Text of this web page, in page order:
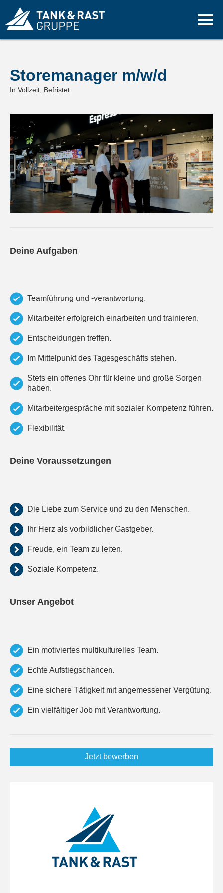
Storemanager m/w/d
In Vollzeit, Befristet
Deine Aufgaben
Teamführung und -verantwortung.
Mitarbeiter erfolgreich einarbeiten und trainieren.
Entscheidungen treffen.
Im Mittelpunkt des Tagesgeschäfts stehen.
Stets ein offenes Ohr für kleine und große Sorgen
haben.
Mitarbeitergespräche mit sozialer Kompetenz führen.
Flexibilität.
Deine Voraussetzungen
Die Liebe zum Service und zu den Menschen.
Ihr Herz als vorbildlicher Gastgeber.
Freude, ein Team zu leiten.
Soziale Kompetenz.
Unser Angebot
Ein motiviertes multikulturelles Team.
Echte Aufstiegschancen.
Eine sichere Tätigkeit mit angemessener Vergütung.
Ein vielfältiger Job mit Verantwortung.
Jetzt bewerben